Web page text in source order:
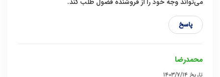
پاسخ
محمدرضا
تاریخ ۱۴۰۳/۷/۱۴